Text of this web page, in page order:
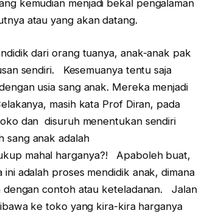
kemudian menjadi bekal pengalaman
atau yang akan datang.
dari orang tuanya, anak-anak pak
sendiri. Kesemuanya tentu saja
usia sang anak. Mereka menjadi
masih kata Prof Diran, pada
dan disuruh menentukan sendiri
sang anak adalah
mahal harganya?! Apaboleh buat,
adalah proses mendidik anak, dimana
contoh atau keteladanan. Jalan
ke toko yang kira-kira harganya